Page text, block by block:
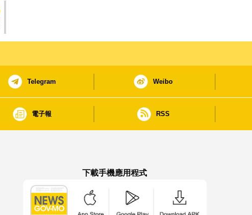
Telegram Weibo
電子報 RSS
下載手機應用程式